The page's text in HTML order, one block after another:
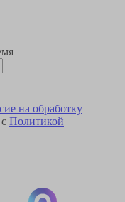
на обработку
Политикой